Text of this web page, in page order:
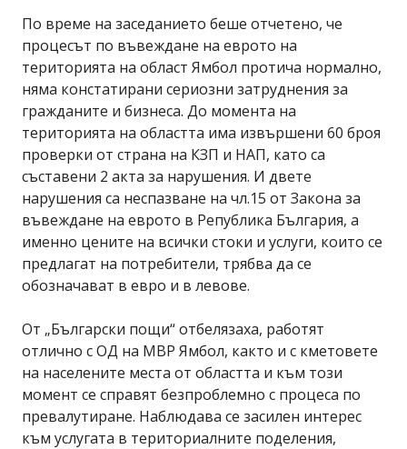
По време на заседанието беше отчетено, че
процесът по въвеждане на еврото на
територията на област Ямбол протича нормално,
няма констатирани сериозни затруднения за
гражданите и бизнеса. До момента на
територията на областта има извършени 60 броя
проверки от страна на КЗП и НАП, като са
съставени 2 акта за нарушения. И двете
нарушения са неспазване на чл.15 от Закона за
въвеждане на еврото в Република България, а
именно цените на всички стоки и услуги, които се
предлагат на потребители, трябва да се
обозначават в евро и в левове.
От „Български пощи“ отбелязаха, работят
отлично с ОД на МВР Ямбол, както и с кметовете
на населените места от областта и към този
момент се справят безпроблемно с процеса по
превалутиране. Наблюдава се засилен интерес
към услугата в териториалните поделения,